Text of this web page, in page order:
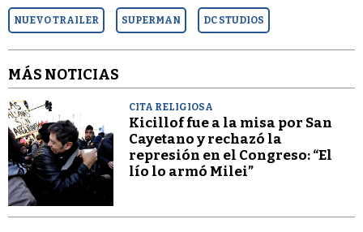
NUEVO TRAILER SUPERMAN DC STUDIOS
MÁS NOTICIAS
CITA RELIGIOSA
Kicillof fue a la misa por San
Cayetano y rechazó la
represión en el Congreso: “El
lío lo armó Milei”